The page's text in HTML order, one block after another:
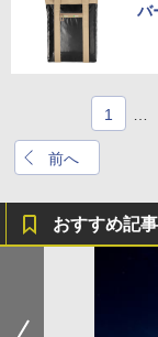
バ
前へ
1
おすすめ記事